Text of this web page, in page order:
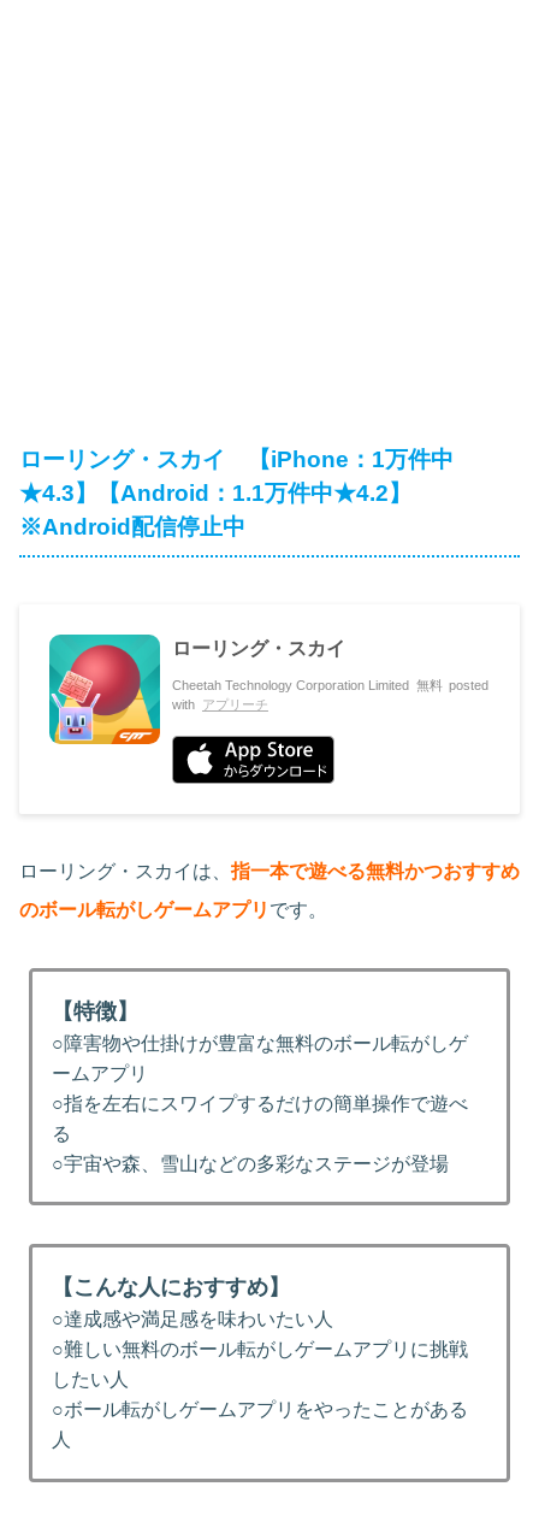
ローリング・スカイ 【iPhone：1万件中
★4.3】【Android：1.1万件中★4.2】
※Android配信停止中
ローリング・スカイ
Cheetah Technology Corporation Limited 無料 posted
with アプリーチ
ローリング・スカイは、指一本で遊べる無料かつおすすめ
のボール転がしゲームアプリ です。
【特徴】
○障害物や仕掛けが豊富な無料のボール転がしゲ
ームアプリ
○指を左右にスワイプするだけの簡単操作で遊べ
る
○宇宙や森、雪山などの多彩なステージが登場
【こんな人におすすめ】
○達成感や満足感を味わいたい人
○難しい無料のボール転がしゲームアプリに挑戦
したい人
○ボール転がしゲームアプリをやったことがある
人